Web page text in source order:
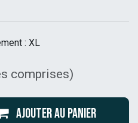
: XL
comprises)
Ajouter au panier